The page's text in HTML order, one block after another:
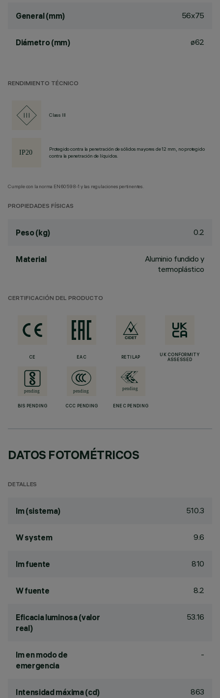
General (mm) 56x75
Diámetro (mm) ø62
RENDIMIENTO TÉCNICO
Class III
Protegido contra la penetración de sólidos mayores de 12 mm, no protegido
contra la penetración de líquidos.
Cumple con la norma EN60598-1 y las regulaciones pertinentes.
PROPIEDADES FÍSICAS
Peso (kg) 0.2
Material
Aluminio fundido y
termoplástico
CERTIFICACIÓN DEL PRODUCTO
CE EAC RETILAP
UK CONFORMITY
ASSESSED
BIS PENDING CCC PENDING ENEC PENDING
DATOS FOTOMÉTRICOS
DETALLES
lm (sistema) 510.3
W system 9.6
lm fuente 810
W fuente 8.2
Eficacia luminosa (valor
real)
53.16
lm en modo de
emergencia
-
Intensidad máxima (cd) 863